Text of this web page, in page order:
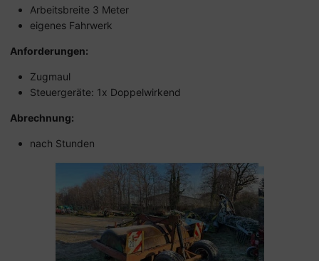
Arbeitsbreite 3 Meter
eigenes Fahrwerk
Anforderungen:
Zugmaul
Steuergeräte: 1x Doppelwirkend
Abrechnung:
nach Stunden